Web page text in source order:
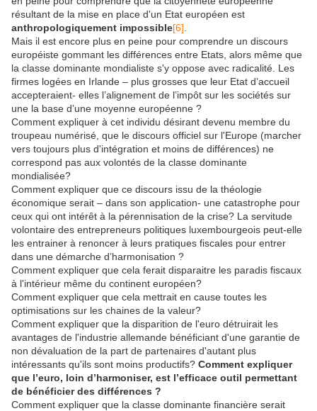
résultant de la mise en place d'un Etat européen est
anthropologiquement impossible[6]
Mais il est encore plus en peine pour comprendre un discours
européiste gommant les différences entre Etats, alors même que
la classe dominante mondialiste s'y oppose avec radicalité. Les
firmes logées en Irlande – plus grosses que leur Etat d’accueil
accepteraient- elles l’alignement de l’impôt sur les sociétés sur
une la base d’une moyenne européenne ?
Comment expliquer à cet individu désirant devenu membre du
troupeau numérisé, que le discours officiel sur l'Europe (marcher
vers toujours plus d'intégration et moins de différences) ne
correspond pas aux volontés de la classe dominante
mondialisée?
Comment expliquer que ce discours issu de la théologie
économique serait – dans son application- une catastrophe pour
ceux qui ont intérêt à la pérennisation de la crise? La servitude
volontaire des entrepreneurs politiques luxembourgeois peut-elle
les entrainer à renoncer à leurs pratiques fiscales pour entrer
dans une démarche d’harmonisation ?
Comment expliquer que cela ferait disparaitre les paradis fiscaux
à l'intérieur même du continent européen?
Comment expliquer que cela mettrait en cause toutes les
optimisations sur les chaines de la valeur?
Comment expliquer que la disparition de l'euro détruirait les
avantages de l'industrie allemande bénéficiant d'une garantie de
non dévaluation de la part de partenaires d'autant plus
intéressants qu'ils sont moins productifs? Comment expliquer
que l’euro, loin d’harmoniser, est l’efficace outil permettant
de bénéficier des différences ?
Comment expliquer que la classe dominante financière serait